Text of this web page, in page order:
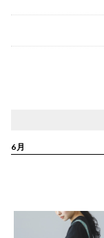
6月